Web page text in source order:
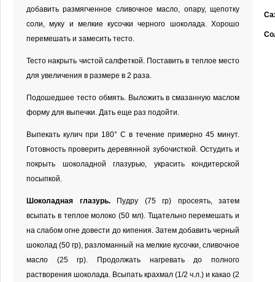
добавить размягченное сливочное масло, опару, щепотку
соли, муку и мелкие кусочки черного шоколада. Хорошо
перемешать и замесить тесто.
Тесто накрыть чистой салфеткой. Поставить в теплое место
для увеличения в размере в 2 раза.
Подошедшее тесто обмять. Выложить в смазанную маслом
форму для выпечки. Дать еще раз подойти.
Выпекать кулич при 180° С в течение примерно 45 минут.
Готовность проверить деревянной зубочисткой. Остудить и
покрыть шоколадной глазурью, украсить кондитерской
посыпкой.
Шоколадная глазурь.
Пудру (75 гр) просеять, затем
всыпать в теплое молоко (50 мл). Тщательно перемешать и
на слабом огне довести до кипения. Затем добавить черный
шоколад (50 гр), разломанный на мелкие кусочки, сливочное
масло (25 гр). Продолжать нагревать до полного
растворения шоколада. Всыпать крахмал (1/2 ч.л.) и какао (2